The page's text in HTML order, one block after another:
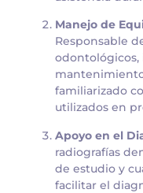
Manejo de
Responsable
odontológicos,
familiarizado
utilizados en
Apoyo en el
radiografías
de estudio y
facilitar el